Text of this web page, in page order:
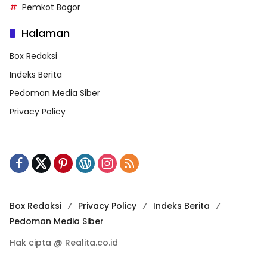
Pemkot Bogor
Halaman
Box Redaksi
Indeks Berita
Pedoman Media Siber
Privacy Policy
Box Redaksi Privacy Policy
Indeks Berita
Pedoman Media Siber
Hak cipta @ Realita.co.id